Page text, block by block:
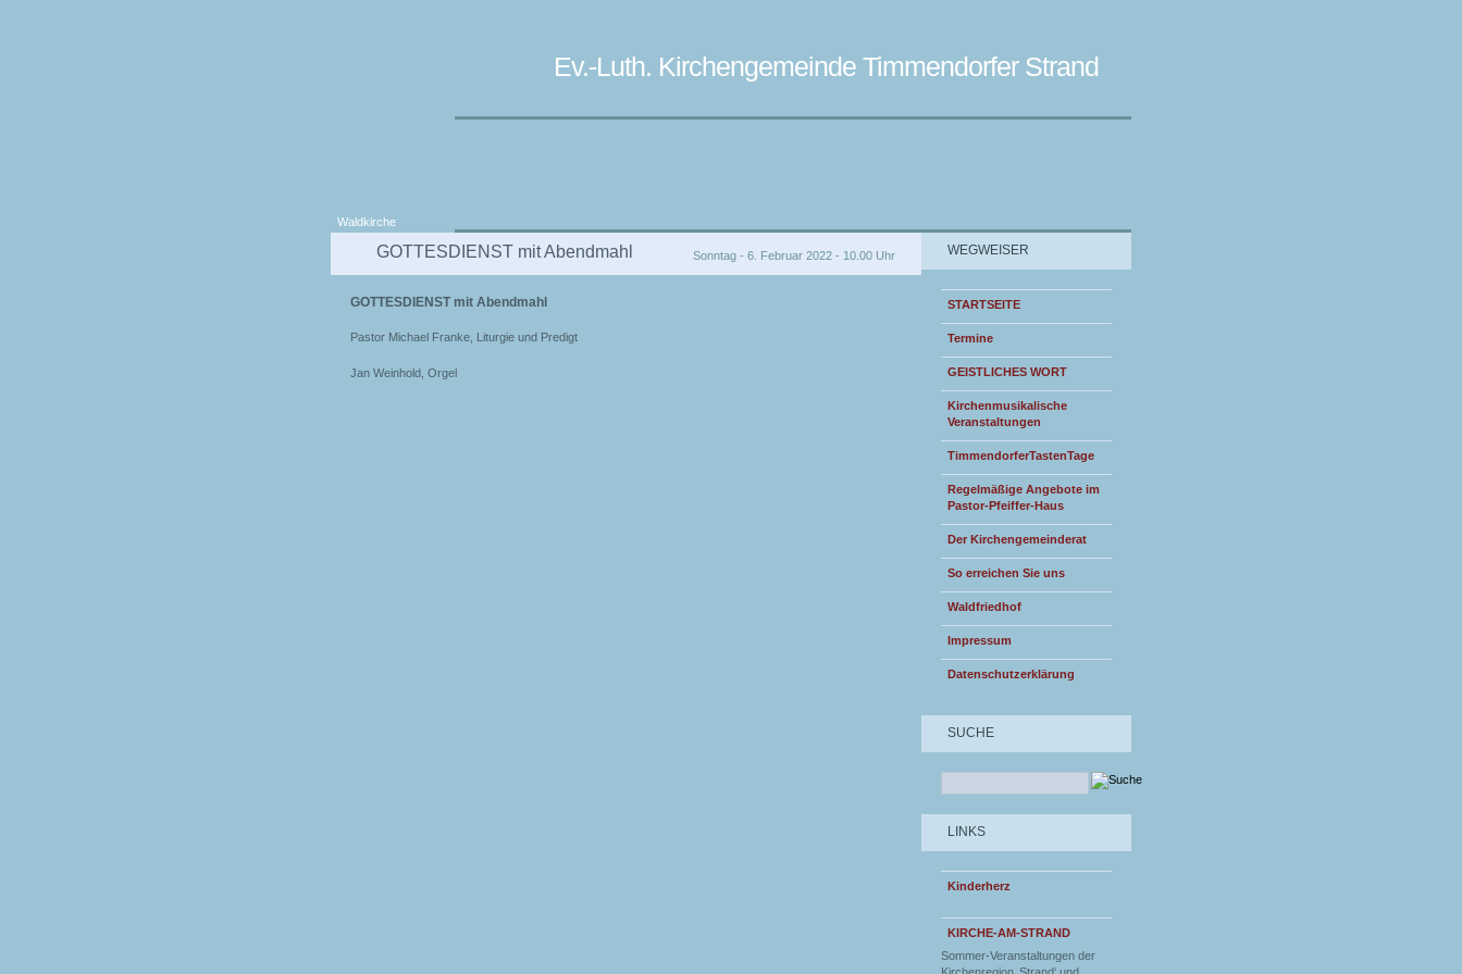
Ev.-Luth. Kirchengemeinde Timmendorfer Strand
Waldkirche
Sonntag - 6. Februar 2022 - 10.00 Uhr
GOTTESDIENST mit Abendmahl
GOTTESDIENST mit Abendmahl
Pastor Michael Franke, Liturgie und Predigt
Jan Weinhold, Orgel
WEGWEISER
STARTSEITE
Termine
GEISTLICHES WORT
Kirchenmusikalische
Veranstaltungen
TimmendorferTastenTage
Regelmäßige Angebote im
Pastor-Pfeiffer-Haus
Der Kirchengemeinderat
So erreichen Sie uns
Waldfriedhof
Impressum
Datenschutzerklärung
SUCHE
LINKS
Kinderherz
KIRCHE-AM-STRAND
Sommer-Veranstaltungen der